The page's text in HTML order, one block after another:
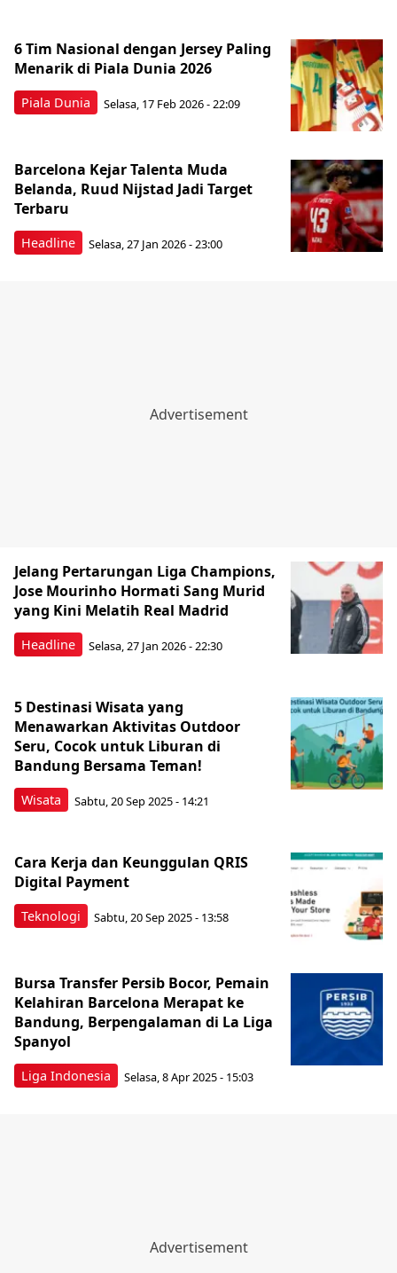
Piala Dunia
6 Tim Nasional dengan Jersey Paling
Menarik di Piala Dunia 2026
Selasa, 17 Feb 2026 - 22:09
Headline
Barcelona Kejar Talenta Muda
Belanda, Ruud Nijstad Jadi Target
Terbaru
Selasa, 27 Jan 2026 - 23:00
Headline
Jelang Pertarungan Liga Champions,
Jose Mourinho Hormati Sang Murid
yang Kini Melatih Real Madrid
Selasa, 27 Jan 2026 - 22:30
Wisata
5 Destinasi Wisata yang
Menawarkan Aktivitas Outdoor
Seru, Cocok untuk Liburan di
Bandung Bersama Teman!
Sabtu, 20 Sep 2025 - 14:21
Teknologi
Cara Kerja dan Keunggulan QRIS
Digital Payment
Sabtu, 20 Sep 2025 - 13:58
Liga Indonesia
Bursa Transfer Persib Bocor, Pemain
Kelahiran Barcelona Merapat ke
Bandung, Berpengalaman di La Liga
Spanyol
Selasa, 8 Apr 2025 - 15:03